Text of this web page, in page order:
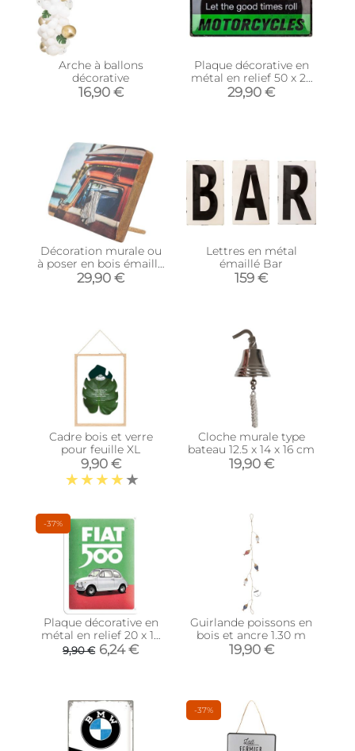
Arche à ballons
décorative
16,90 €
Plaque décorative en
métal en relief 50 x 25
cm (Kawasaki)
29,90 €
Décoration murale ou
à poser en bois émaillé
Surf
29,90 €
Lettres en métal
émaillé Bar
159 €
Cadre bois et verre
pour feuille XL
9,90 €
Cloche murale type
bateau 12.5 x 14 x 16 cm
19,90 €
-37%
Plaque décorative en
métal en relief 20 x 15
cm (Fiat 500 - Italian
Colours)
9,90 € 6,24 €
Guirlande poissons en
bois et ancre 1.30 m
19,90 €
-37%